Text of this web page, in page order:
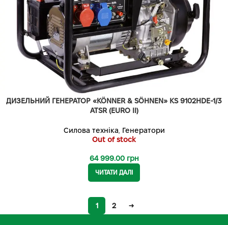
ДИЗЕЛЬНИЙ ГЕНЕРАТОР «KÖNNER & SÖHNEN» KS 9102HDE-1/3
ATSR (EURO II)
Силова техніка, Генератори
Out of stock
64 999.00 грн
ЧИТАТИ ДАЛІ
1 2 →